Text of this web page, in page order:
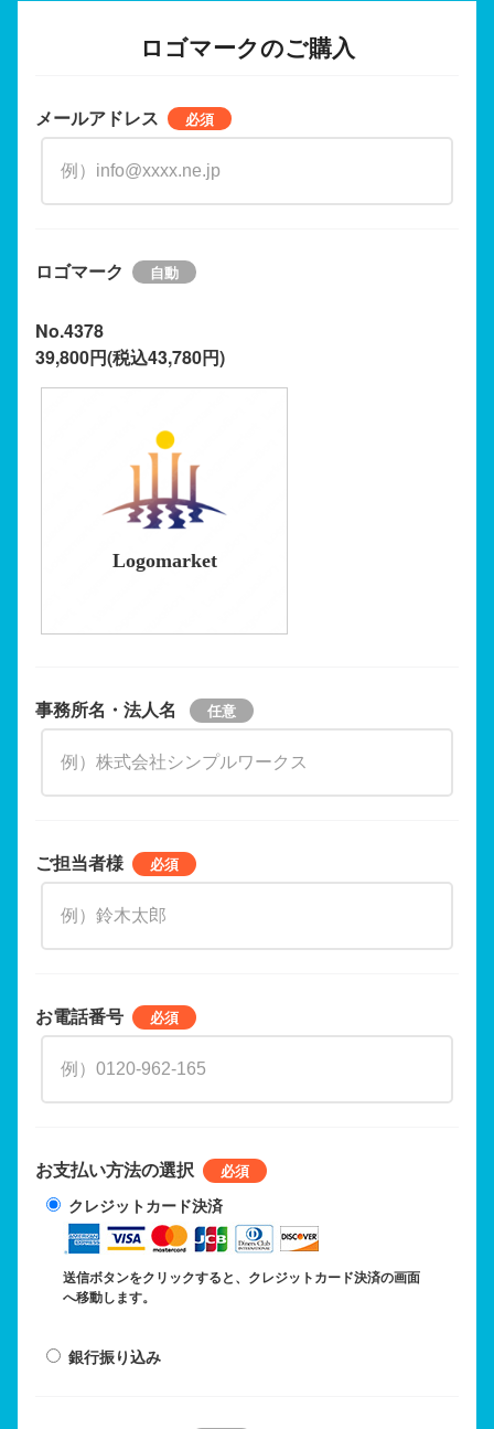
ロゴマークのご購入
メールアドレス
ロゴマーク
No.4378
39,800円(税込43,780円)
Logomarket
事務所名・法人名
ご担当者様
お電話番号
お支払い方法の選択
クレジットカード決済
送信ボタンをクリックすると、クレジットカード決済の画面
へ移動します。
銀行振り込み